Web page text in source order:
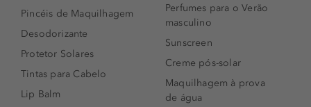
Pincéis de Maquilhagem
Desodorizante
Protetor Solares
Tintas para Cabelo
Lip Balm
Perfumes para o Verão
masculino
Sunscreen
Creme pós-solar
Maquilhagem à prova
de água